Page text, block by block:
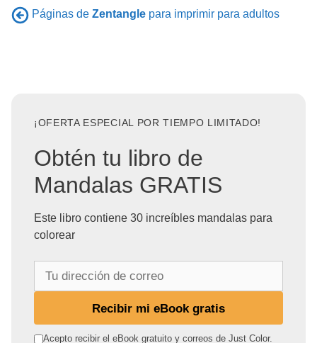
Páginas de Zentangle para imprimir para adultos
¡OFERTA ESPECIAL POR TIEMPO LIMITADO!
Obtén tu libro de
Mandalas GRATIS
Este libro contiene 30 increíbles mandalas para
colorear
r
Recibir mi eBook gratis
Acepto recibir el eBook gratuito y correos de Just Color.